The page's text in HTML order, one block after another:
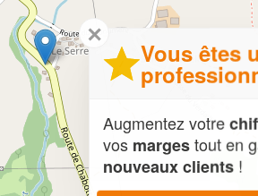
✕
Vous êtes
Augmentez votre
vosmargestout en
nouveaux clients!